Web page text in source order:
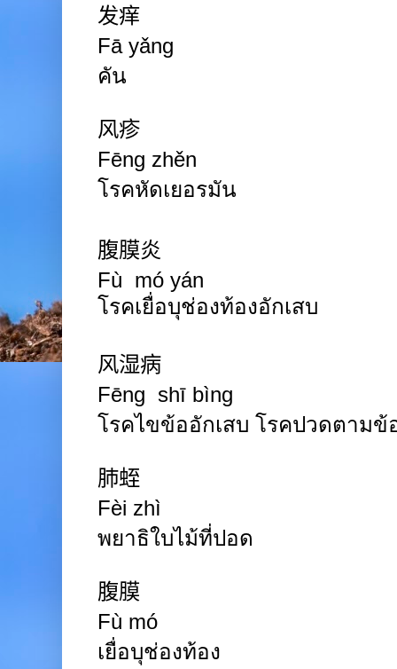
发痒
Fā yǎng
คัน
风疹
Fēng zhěn
โรคหัดเยอรมัน
腹膜炎
Fù mó yán
โรคเยื่อบุช่องท้องอักเสบ
风湿病
Fēng shī bìng
โรคไขข้ออักเสบ โรคปวดตามข้
肺蛭
Fèi zhì
พยาธิใบไม้ที่ปอด
腹膜
Fù mó
เยื่อบุช่องท้อง